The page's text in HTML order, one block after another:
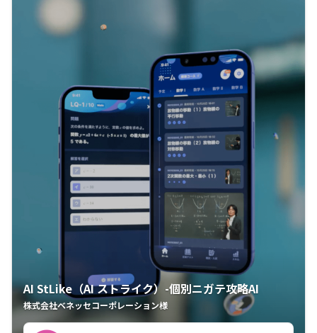
AI StLike（AI ストライク）-個別ニガテ攻略AI
株式会社ベネッセコーポレーション様